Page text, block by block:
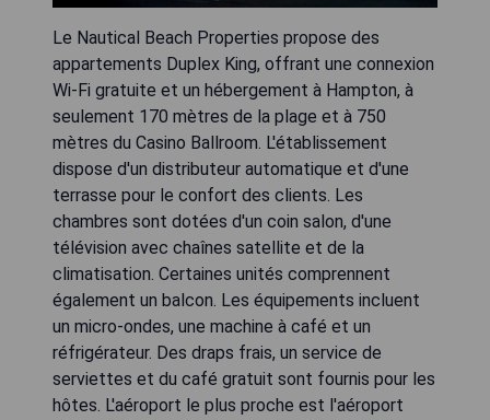
Le Nautical Beach Properties propose des
appartements Duplex King, offrant une connexion
Wi-Fi gratuite et un hébergement à Hampton, à
seulement 170 mètres de la plage et à 750
mètres du Casino Ballroom. L'établissement
dispose d'un distributeur automatique et d'une
terrasse pour le confort des clients. Les
chambres sont dotées d'un coin salon, d'une
télévision avec chaînes satellite et de la
climatisation. Certaines unités comprennent
également un balcon. Les équipements incluent
un micro-ondes, une machine à café et un
réfrigérateur. Des draps frais, un service de
serviettes et du café gratuit sont fournis pour les
hôtes. L'aéroport le plus proche est l'aéroport